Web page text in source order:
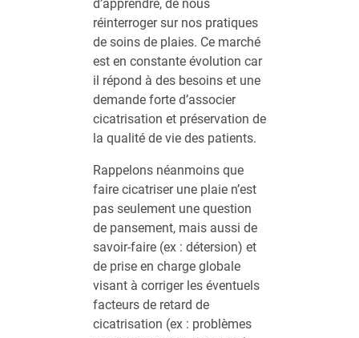
d’apprendre, de nous
réinterroger sur nos pratiques
de soins de plaies. Ce marché
est en constante évolution car
il répond à des besoins et une
demande forte d’associer
cicatrisation et préservation de
la qualité de vie des patients.
Rappelons néanmoins que
faire cicatriser une plaie n’est
pas seulement une question
de pansement, mais aussi de
savoir-faire (ex : détersion) et
de prise en charge globale
visant à corriger les éventuels
facteurs de retard de
cicatrisation (ex : problèmes